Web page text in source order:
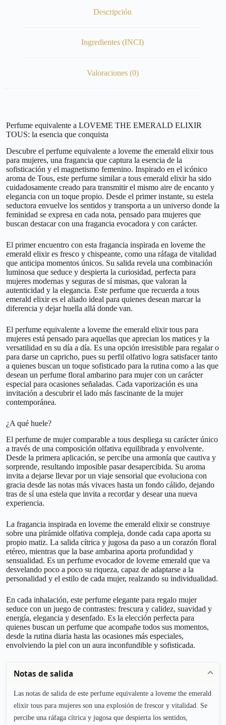
Descripción
Ingredientes (INCI)
Valoraciones (0)
Perfume equivalente a LOVEME THE EMERALD ELIXIR
TOUS: la esencia que conquista
Descubre el perfume equivalente a loveme the emerald elixir tous
para mujeres, una fragancia que captura la esencia de la
sofisticación y el magnetismo femenino. Inspirado en el icónico
aroma de Tous, este perfume similar a tous emerald elixir ha sido
cuidadosamente creado para transmitir el mismo aire de encanto y
elegancia con un toque propio. Desde el primer instante, su estela
seductora envuelve los sentidos y transporta a un universo donde la
feminidad se expresa en cada nota, pensado para mujeres que
buscan destacar con una fragancia evocadora y con carácter.
El primer encuentro con esta fragancia inspirada en loveme the
emerald elixir es fresco y chispeante, como una ráfaga de vitalidad
que anticipa momentos únicos. Su salida revela una combinación
luminosa que seduce y despierta la curiosidad, perfecta para
mujeres modernas y seguras de sí mismas, que valoran la
autenticidad y la elegancia. Este perfume que recuerda a tous
emerald elixir es el aliado ideal para quienes desean marcar la
diferencia y dejar huella allá donde van.
El perfume equivalente a loveme the emerald elixir tous para
mujeres está pensado para aquellas que aprecian los matices y la
versatilidad en su día a día. Es una opción irresistible para regalar o
para darse un capricho, pues su perfil olfativo logra satisfacer tanto
a quienes buscan un toque sofisticado para la rutina como a las que
desean un perfume floral ambarino para mujer con un carácter
especial para ocasiones señaladas. Cada vaporización es una
invitación a descubrir el lado más fascinante de la mujer
contemporánea.
¿A qué huele?
El perfume de mujer comparable a tous despliega su carácter único
a través de una composición olfativa equilibrada y envolvente.
Desde la primera aplicación, se percibe una armonía que cautiva y
sorprende, resultando imposible pasar desapercibida. Su aroma
invita a dejarse llevar por un viaje sensorial que evoluciona con
gracia desde las notas más vivaces hasta un fondo cálido, dejando
tras de sí una estela que invita a recordar y desear una nueva
experiencia.
La fragancia inspirada en loveme the emerald elixir se construye
sobre una pirámide olfativa compleja, donde cada capa aporta su
propio matiz. La salida cítrica y jugosa da paso a un corazón floral
etéreo, mientras que la base ambarina aporta profundidad y
sensualidad. Es un perfume evocador de loveme emerald que va
desvelando poco a poco su riqueza, capaz de adaptarse a la
personalidad y el estilo de cada mujer, realzando su individualidad.
En cada inhalación, este perfume elegante para regalo mujer
seduce con un juego de contrastes: frescura y calidez, suavidad y
energía, elegancia y desenfado. Es la elección perfecta para
quienes buscan un perfume que acompañe todos sus momentos,
desde la rutina diaria hasta las ocasiones más especiales,
envolviendo la piel con un aura inconfundible y sofisticada.
Notas de salida
Las notas de salida de este perfume equivalente a loveme the emerald
elixir tous para mujeres son una explosión de frescor y vitalidad. Se
percibe una ráfaga cítrica y jugosa que despierta los sentidos,